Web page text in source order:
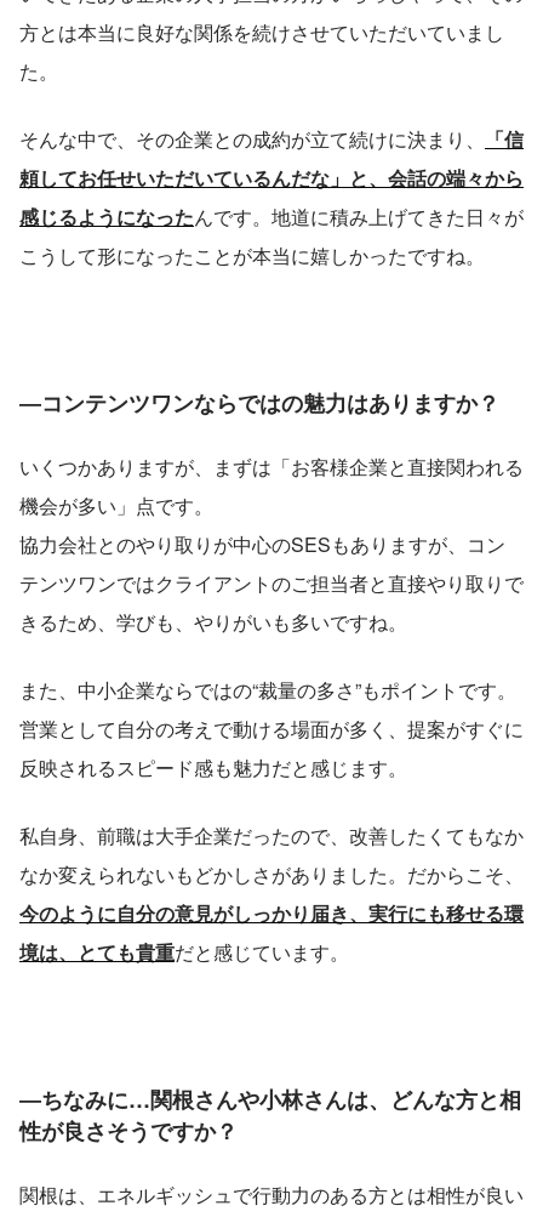
方とは本当に良好な関係を続けさせていただいていまし
た。
そんな中で、その企業との成約が立て続けに決まり、
「信
頼してお任せいただいているんだな」と、会話の端々から
感じるようになったんです。地道に積み上げてきた日々が
こうして形になったことが本当に嬉しかったですね。
―コンテンツワンならではの魅力はありますか？
いくつかありますが、まずは「お客様企業と直接関われる
機会が多い」点です。
協力会社とのやり取りが中心のSESもありますが、コン
テンツワンではクライアントのご担当者と直接やり取りで
きるため、学びも、やりがいも多いですね。
また、中小企業ならではの“裁量の多さ”もポイントです。
営業として自分の考えで動ける場面が多く、提案がすぐに
反映されるスピード感も魅力だと感じます。
私自身、前職は大手企業だったので、改善したくてもなか
なか変えられないもどかしさがありました。だからこそ、
今のように自分の意見がしっかり届き、実行にも移せる環
境は、とても貴重だと感じています。
―ちなみに…関根さんや小林さんは、どんな方と相
性が良さそうですか？
関根は、エネルギッシュで行動力のある方とは相性が良い